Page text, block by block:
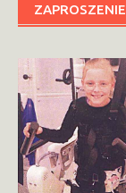
ZAPROSZENIE